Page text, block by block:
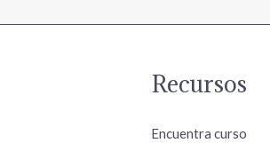
Recursos
Encuentra curso